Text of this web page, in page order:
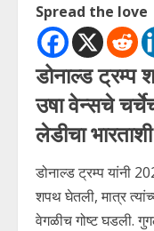
Spread the love
डोनाल्ड ट्रम्प
उषा वेन्सचे
लेडीचा
डोनाल्ड ट्रम्प यांनी
शपथ घेतली, मात्र
वेगळीच गोष्ट घडली.